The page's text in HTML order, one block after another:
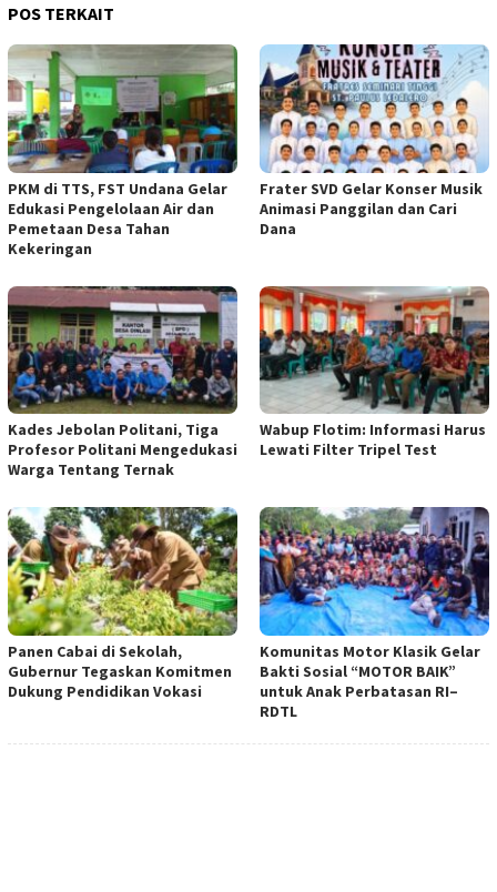
POS TERKAIT
PKM di TTS, FST Undana Gelar
Edukasi Pengelolaan Air dan
Pemetaan Desa Tahan
Kekeringan
Frater SVD Gelar Konser Musik
Animasi Panggilan dan Cari
Dana
Kades Jebolan Politani, Tiga
Profesor Politani Mengedukasi
Warga Tentang Ternak
Wabup Flotim: Informasi Harus
Lewati Filter Tripel Test
Panen Cabai di Sekolah,
Gubernur Tegaskan Komitmen
Dukung Pendidikan Vokasi
Komunitas Motor Klasik Gelar
Bakti Sosial “MOTOR BAIK”
untuk Anak Perbatasan RI–
RDTL